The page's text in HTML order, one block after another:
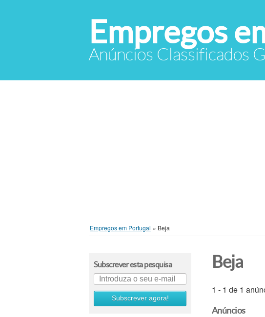
Empregos
Anúncios Classificados
Empregos em Portugal » Beja
Subscrever esta pesquisa
Subscrever agora!
Beja
1 - 1 de 1
Anúncios